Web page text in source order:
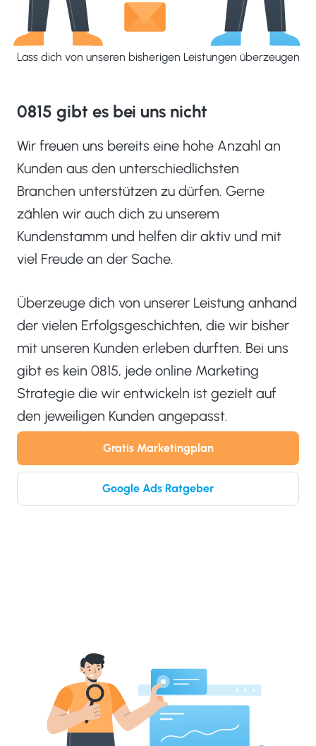
0815 gibt es bei uns nicht
Wir freuen uns bereits eine hohe Anzahl an
Kunden aus den unterschiedlichsten
Branchen unterstützen zu dürfen. Gerne
zählen wir auch dich zu unserem
Kundenstamm und helfen dir aktiv und mit
viel Freude an der Sache.
Überzeuge dich von unserer Leistung anhand
der vielen Erfolgsgeschichten, die wir bisher
mit unseren Kunden erleben durften. Bei uns
gibt es kein 0815, jede online Marketing
Strategie die wir entwickeln ist gezielt auf
den jeweiligen Kunden angepasst.
Gratis Marketingplan
Google Ads Ratgeber
Lass dich von unseren bisherigen Leistungen überzeugen